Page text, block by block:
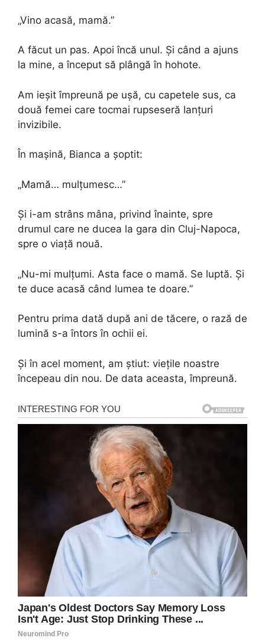
„Vino acasă, mamă.”
A făcut un pas. Apoi încă unul. Și când a ajuns
la mine, a început să plângă în hohote.
Am ieșit împreună pe ușă, cu capetele sus, ca
două femei care tocmai rupseseră lanțuri
invizibile.
În mașină, Bianca a șoptit:
„Mamă… mulțumesc…”
Și i-am strâns mâna, privind înainte, spre
drumul care ne ducea la gara din Cluj-Napoca,
spre o viață nouă.
„Nu-mi mulțumi. Asta face o mamă. Se luptă. Și
te duce acasă când lumea te doare.”
Pentru prima dată după ani de tăcere, o rază de
lumină s-a întors în ochii ei.
Și în acel moment, am știut: viețile noastre
începeau din nou. De data aceasta, împreună.